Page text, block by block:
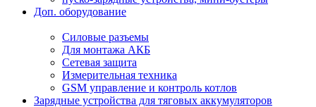
Доп. оборудование
Силовые разъемы
Для монтажа АКБ
Сетевая защита
Измерительная техника
GSM управление и контроль котлов
Зарядные устройства для тяговых аккумуляторов